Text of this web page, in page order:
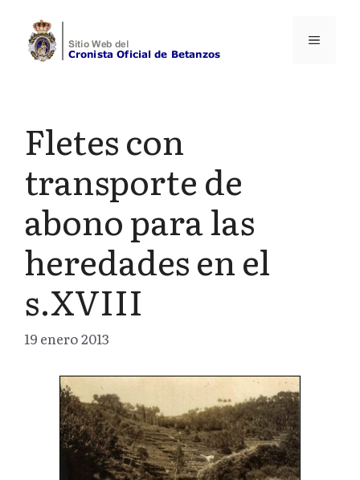
contenido
Menú
Fletes con
transporte de
abono para las
heredades en el
s.XVIII
19 enero 2013